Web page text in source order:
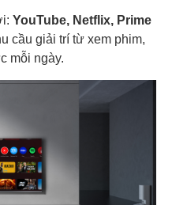
YouTube, Netflix, Prime
cầu giải trí từ xem phim,
mỗi ngày.